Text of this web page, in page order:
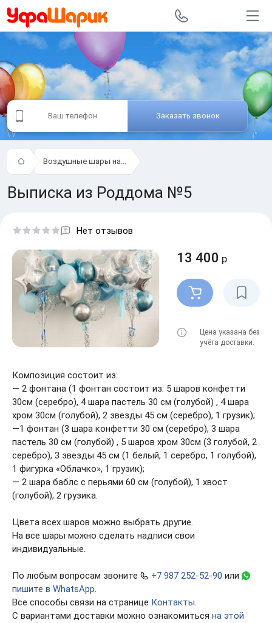
Заказать звонок
Воздушные шары на...
Выписка из Роддома №5
Нет отзывов
13 400 р
Цена указана без
учёта доставки.
Композиция состоит из:
— 2 фонтана (1 фонтан состоит из: 5 шаров конфетти
30см (серебро), 4 шара пастель 30 см (голубой) , 4 шара
хром 30см (голубой), 2 звезды 45 см (серебро), 1 грузик);
—1 фонтан (3 шара конфетти 30 см (серебро), 3 шара
пастель 30 см (голубой) , 5 шаров хром 30см (3 голубой, 2
серебро), 3 звезды 45 см (1 белый, 1 серебро, 1 голубой),
1 фигурка «Облачко», 1 грузик);
— 2 шара баблс с перьями 60 см (голубой), 1 хвост
(голубой), 2 грузика.
Цвета всех шаров можно выбрать другие.
На все шары можно сделать надписи свои
индивидуальные.
По любым вопросам звоните +7 987 252-52-90 или
пишите в WhatsApp.
Все способы связи на странице Контакты.
С вариантами доставки можно ознакомиться на этой